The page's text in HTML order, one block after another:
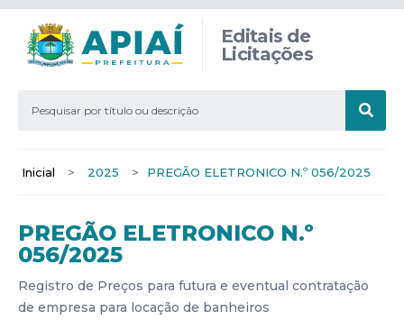
Editais de
Licitações
Inicial > 2025 > PREGÃO ELETRONICO N.º 056/2025
PREGÃO ELETRONICO N.º
056/2025
Registro de Preços para futura e eventual contratação
de empresa para locação de banheiros